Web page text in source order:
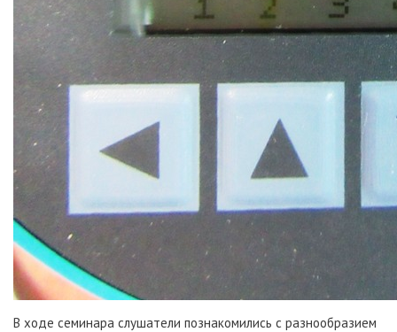
В ходе семинара слушатели познакомились с разнообразием